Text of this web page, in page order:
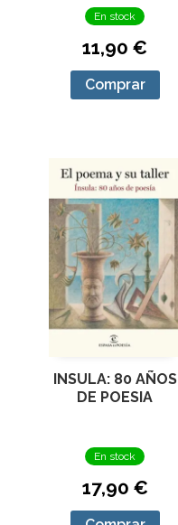
En stock
11,90 €
Comprar
INSULA: 80 AÑOS
DE POESIA
En stock
17,90 €